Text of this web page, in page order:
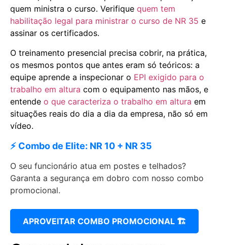
quem ministra o curso. Verifique quem tem
habilitação legal para ministrar o curso de NR 35 e
assinar os certificados.
O treinamento presencial precisa cobrir, na prática,
os mesmos pontos que antes eram só teóricos: a
equipe aprende a inspecionar o EPI exigido para o
trabalho em altura com o equipamento nas mãos, e
entende o que caracteriza o trabalho em altura em
situações reais do dia a dia da empresa, não só em
vídeo.
⚡ Combo de Elite: NR 10 + NR 35
O seu funcionário atua em postes e telhados?
Garanta a segurança em dobro com nosso combo
promocional.
APROVEITAR COMBO PROMOCIONAL 🏗️